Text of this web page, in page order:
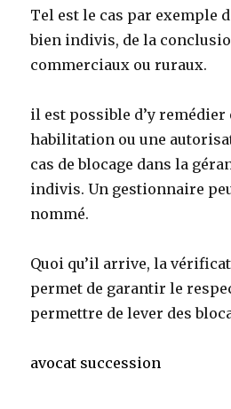
Tel est le cas par exemple
bien indivis, de la
commerciaux ou ruraux.
il est possible d’y
habilitation ou une
cas de blocage dans la
indivis. Un gestionnaire
nommé.
Quoi qu’il arrive, la
permet de garantir le
permettre de lever des
avocat succession